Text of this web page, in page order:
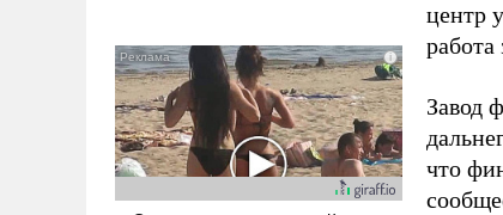
центр
Завод
что